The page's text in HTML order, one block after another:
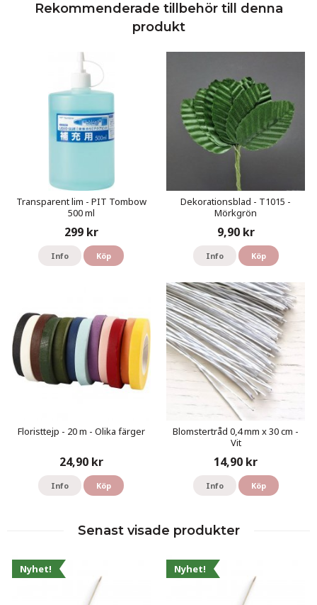
Rekommenderade tillbehör till denna
produkt
Transparent lim - PIT Tombow
500 ml
299 kr
Info Köp
Dekorationsblad - T1015 -
Mörkgrön
9,90 kr
Info Köp
Floristtejp - 20 m - Olika färger
24,90 kr
Info Köp
Blomstertråd 0,4 mm x 30 cm -
Vit
14,90 kr
Info Köp
Senast visade produkter
Nyhet! Nyhet!